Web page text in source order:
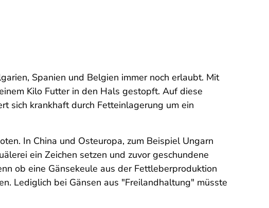
Spanien und Belgien immer noch erlaubt. Mit
Kilo Futter in den Hals gestopft. Auf diese
sich krankhaft durch Fetteinlagerung um ein
In China und Osteuropa, zum Beispiel Ungarn
ein Zeichen setzen und zuvor geschundene
ob eine Gänsekeule aus der Fettleberproduktion
Lediglich bei Gänsen aus "Freilandhaltung" müsste